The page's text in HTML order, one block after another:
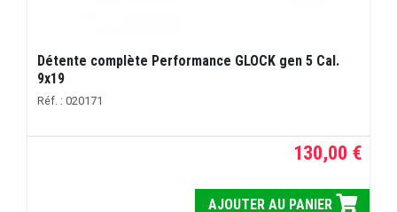
Détente complète Performance GLOCK gen 5 Cal.
9x19
Réf. : 020171
130,00 €
AJOUTER AU PANIER